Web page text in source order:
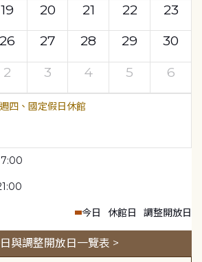
19 20 21 22
23
26 27 28 29
30
2 3 4 5 6
四、國定假日休館
今日 休館日 調整開放日
與調整開放日一覽表 >